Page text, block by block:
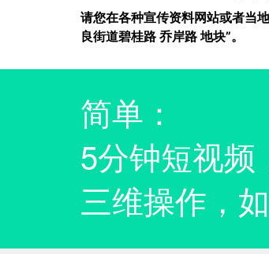
请您在各种宣传资料网站或者当
良街道碧桂路 乔岸路 地块”。
简单：
5分钟短视频
三维操作，